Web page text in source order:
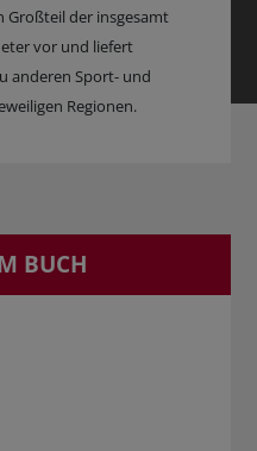
vor und liefert
anderen Sport- und
Regionen.
BUCH